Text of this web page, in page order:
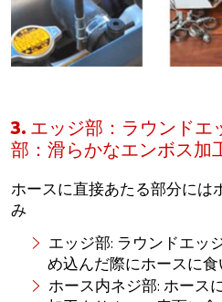
3. エッジ部：ラウンドエ
部：滑らかなエンボス加
ホースに直接あたる部分には
み
エッジ部: ラウンドエッ
め込んだ際にホースに
ホース内ネジ部: ホース